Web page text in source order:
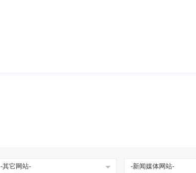
-其它网站- -新闻媒体网站-